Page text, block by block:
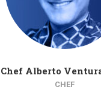
Chef Alberto
CHEF